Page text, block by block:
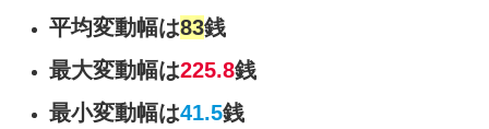
平均変動幅は83銭
最大変動幅は225.8銭
最小変動幅は41.5銭